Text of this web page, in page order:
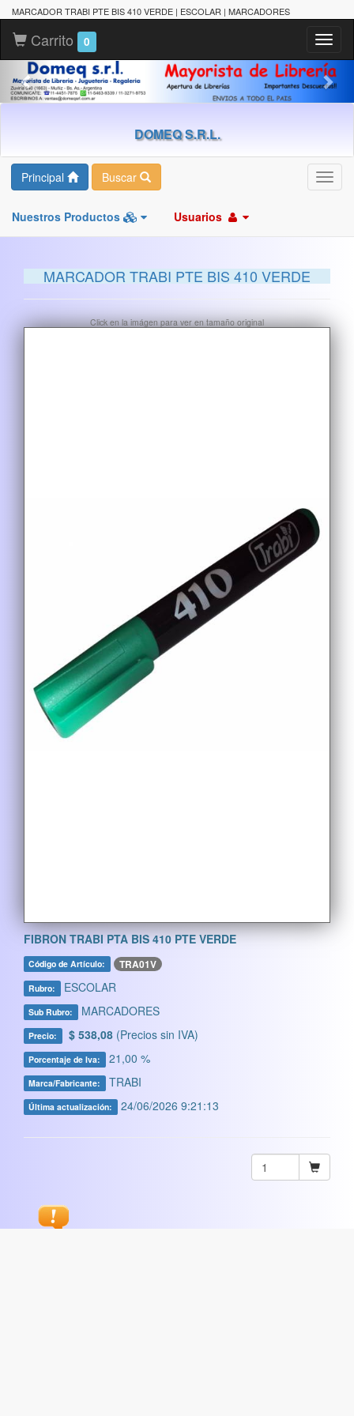
MARCADOR TRABI PTE BIS 410 VERDE | ESCOLAR | MARCADORES
Carrito 0
DOMEQ S.R.L.
Principal Buscar
Nuestros Productos Usuarios
MARCADOR TRABI PTE BIS 410 VERDE
Click en la imágen para ver en tamaño original
FIBRON TRABI PTA BIS 410 PTE VERDE
Código de Artículo: TRA01V
Rubro: ESCOLAR
Sub Rubro: MARCADORES
Precio: $ 538,08 (Precios sin IVA)
Porcentaje de Iva: 21,00 %
Marca/Fabricante: TRABI
Última actualización: 24/06/2026 9:21:13